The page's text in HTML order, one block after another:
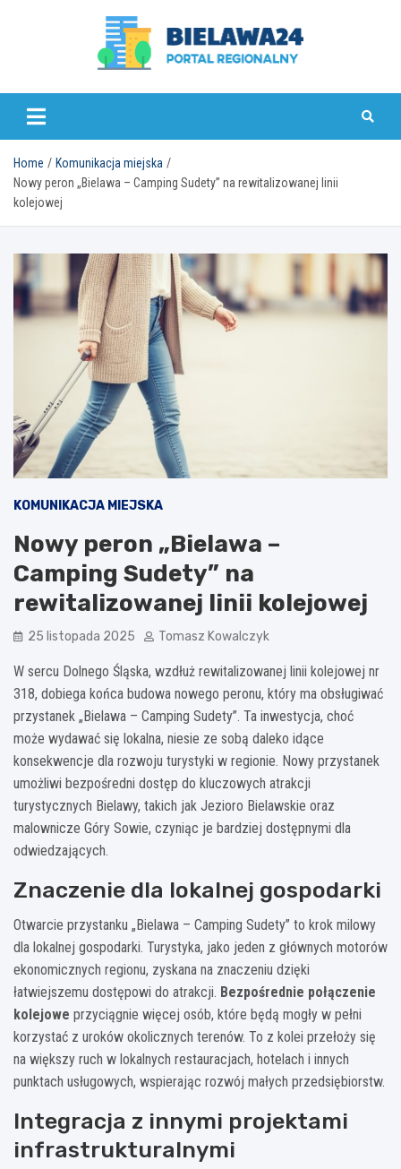
bielawa24.pl
Home
Komunikacja miejska
Nowy peron „Bielawa – Camping Sudety” na rewitalizowanej linii
kolejowej
KOMUNIKACJA MIEJSKA
Nowy peron „Bielawa –
Camping Sudety” na
rewitalizowanej linii kolejowej
25 listopada 2025 Tomasz Kowalczyk
W sercu Dolnego Śląska, wzdłuż rewitalizowanej linii kolejowej nr
318, dobiega końca budowa nowego peronu, który ma obsługiwać
przystanek „Bielawa – Camping Sudety”. Ta inwestycja, choć
może wydawać się lokalna, niesie ze sobą daleko idące
konsekwencje dla rozwoju turystyki w regionie. Nowy przystanek
umożliwi bezpośredni dostęp do kluczowych atrakcji
turystycznych Bielawy, takich jak Jezioro Bielawskie oraz
malownicze Góry Sowie, czyniąc je bardziej dostępnymi dla
odwiedzających.
Znaczenie dla lokalnej gospodarki
Otwarcie przystanku „Bielawa – Camping Sudety” to krok milowy
dla lokalnej gospodarki. Turystyka, jako jeden z głównych motorów
ekonomicznych regionu, zyskana na znaczeniu dzięki
łatwiejszemu dostępowi do atrakcji. Bezpośrednie połączenie
kolejowe przyciągnie więcej osób, które będą mogły w pełni
korzystać z uroków okolicznych terenów. To z kolei przełoży się
na większy ruch w lokalnych restauracjach, hotelach i innych
punktach usługowych, wspierając rozwój małych przedsiębiorstw.
Integracja z innymi projektami
infrastrukturalnymi